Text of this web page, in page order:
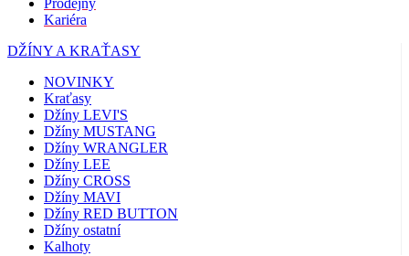
Prodejny
Kariéra
DŽÍNY A KRAŤASY
NOVINKY
Kraťasy
Džíny LEVI'S
Džíny MUSTANG
Džíny WRANGLER
Džíny LEE
Džíny CROSS
Džíny MAVI
Džíny RED BUTTON
Džíny ostatní
Kalhoty